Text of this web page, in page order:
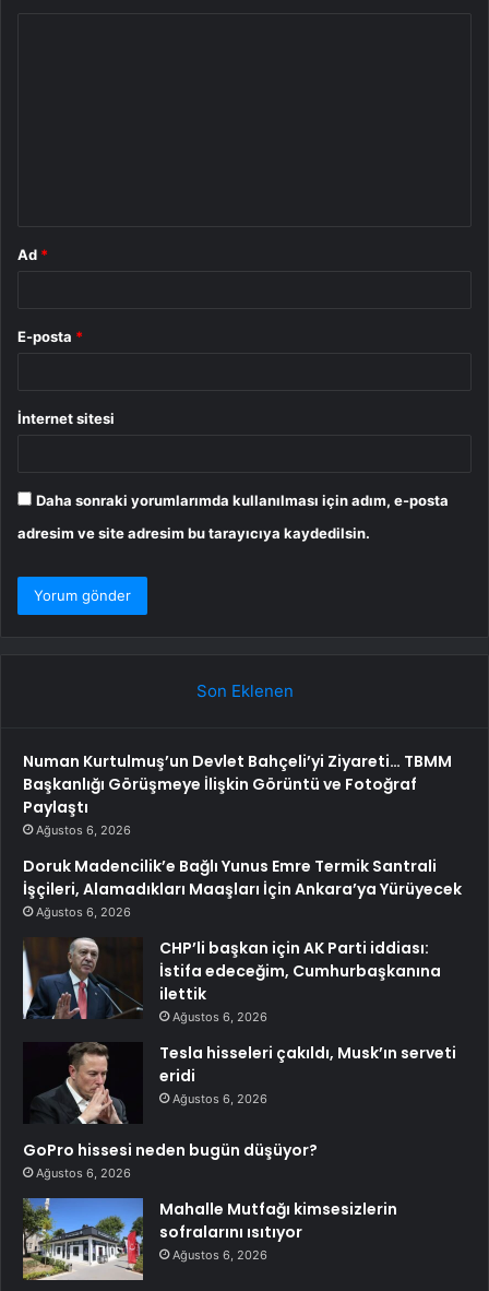
Ad *
E-posta *
İnternet sitesi
Daha sonraki yorumlarımda kullanılması için adım, e-posta
adresim ve site adresim bu tarayıcıya kaydedilsin.
Son Eklenen
Numan Kurtulmuş’un Devlet Bahçeli’yi Ziyareti… TBMM
Başkanlığı Görüşmeye İlişkin Görüntü ve Fotoğraf
Paylaştı
Ağustos 6, 2026
Doruk Madencilik’e Bağlı Yunus Emre Termik Santrali
İşçileri, Alamadıkları Maaşları İçin Ankara’ya Yürüyecek
Ağustos 6, 2026
CHP’li başkan için AK Parti iddiası:
İstifa edeceğim, Cumhurbaşkanına
ilettik
Ağustos 6, 2026
Tesla hisseleri çakıldı, Musk’ın serveti
eridi
Ağustos 6, 2026
GoPro hissesi neden bugün düşüyor?
Ağustos 6, 2026
Mahalle Mutfağı kimsesizlerin
sofralarını ısıtıyor
Ağustos 6, 2026